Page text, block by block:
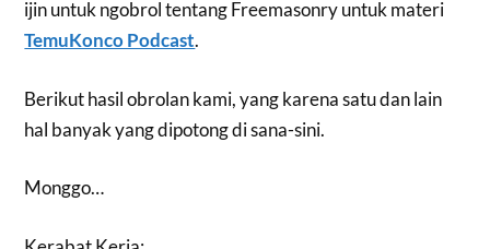
ijin untuk ngobrol tentang Freemasonry untuk materi
TemuKonco Podcast.
Berikut hasil obrolan kami, yang karena satu dan lain
hal banyak yang dipotong di sana-sini.
Monggo…